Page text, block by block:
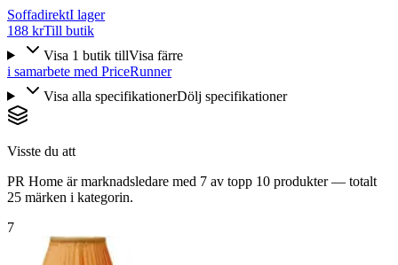
SoffadirektI lager
188 krTill butik
Visa 1 butik tillVisa färre
i samarbete med PriceRunner
Visa alla specifikationerDölj specifikationer
Visste du att
PR Home är marknadsledare med 7 av topp 10 produkter — totalt
25 märken i kategorin.
7